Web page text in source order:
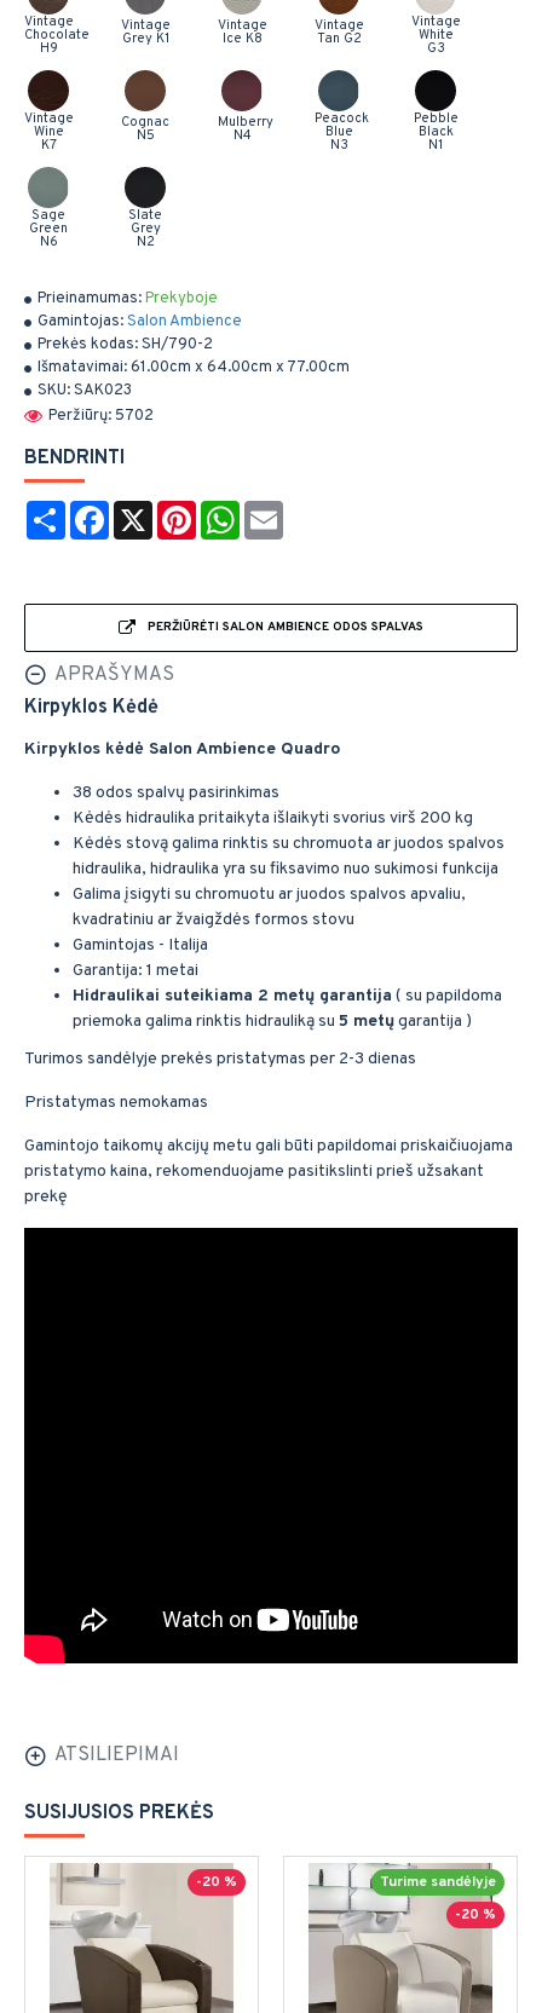
Prieinamumas:Prekyboje
Gamintojas:Salon Ambience
Prekės kodas:SH/790-2
Išmatavimai:61.00cm x 64.00cm x 77.00cm
SKU:SAK023
Peržiūrų: 5702
Vintage
Chocolate
H9
Vintage
Grey K1
Vintage
Ice K8
Vintage
Tan G2
Vintage
White
G3
Vintage
Wine
K7
Cognac
N5
Mulberry
N4
Peacock
Blue
N3
Pebble
Black
N1
Sage
Green
N6
Slate
Grey
N2
BENDRINTI
Share Facebook
X PinterestWhatsApp
PERŽIŪRĖTI SALON AMBIENCE ODOS SPALVAS
APRAŠYMAS
Kirpyklos Kėdė
Kirpyklos kėdė Salon Ambience Quadro
38 odos spalvų pasirinkimas
Kėdės hidraulika pritaikyta išlaikyti svorius virš 200 kg
Kėdės stovą galima rinktis su chromuota ar juodos spalvos
hidraulika, hidraulika yra su fiksavimo nuo sukimosi funkcija
Galima įsigyti su chromuotu ar juodos spalvos apvaliu,
kvadratiniu ar žvaigždės formos stovu
Gamintojas - Italija
Garantija: 1 metai
Hidraulikai suteikiama 2 metų garantija ( su papildoma
priemoka galima rinktis hidrauliką su 5 metųgarantija )
Turimos sandėlyje prekės pristatymas per 2-3 dienas
Pristatymas nemokamas
Gamintojo taikomų akcijų metu gali būti papildomai priskaičiuojama
pristatymo kaina, rekomenduojame pasitikslinti prieš užsakant
prekę
ATSILIEPIMAI
SUSIJUSIOS PREKĖS
-20 %
Turime sandėlyje
-20 %